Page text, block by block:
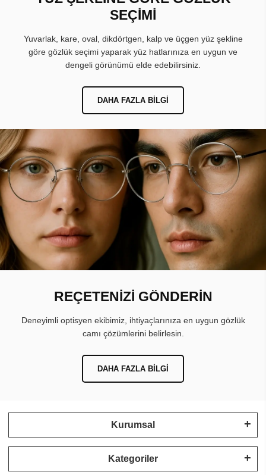
SEÇİMİ
Yuvarlak, kare, oval, dikdörtgen, kalp ve üçgen yüz şekline
göre gözlük seçimi yaparak yüz hatlarınıza en uygun ve
dengeli görünümü elde edebilirsiniz.
DAHA FAZLA BILGI
REÇETENİZİ GÖNDERİN
Deneyimli optisyen ekibimiz, ihtiyaçlarınıza en uygun gözlük
camı çözümlerini belirlesin.
DAHA FAZLA BILGI
Kurumsal
Kategoriler